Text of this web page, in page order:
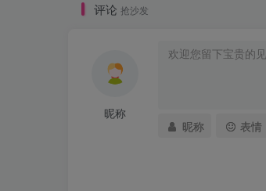
评论 抢沙发
昵称
昵称 表情